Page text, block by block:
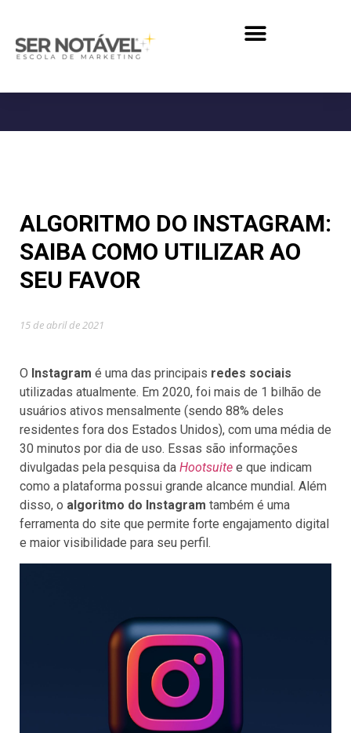
ALGORITMO DO INSTAGRAM:
SAIBA COMO UTILIZAR AO
SEU FAVOR
15 de abril de 2021
O Instagram é uma das principais redes sociais
utilizadas atualmente. Em 2020, foi mais de 1 bilhão de
usuários ativos mensalmente (sendo 88% deles
residentes fora dos Estados Unidos), com uma média de
30 minutos por dia de uso. Essas são informações
divulgadas pela pesquisa da Hootsuite e que indicam
como a plataforma possui grande alcance mundial. Além
disso, o algoritmo do Instagram também é uma
ferramenta do site que permite forte engajamento digital
e maior visibilidade para seu perfil.